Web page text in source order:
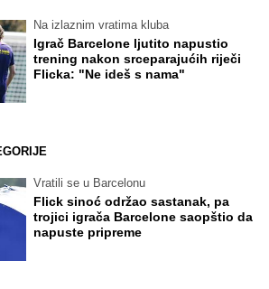
Na izlaznim vratima kluba
Igrač Barcelone ljutito napustio
trening nakon srceparajućih riječi
Flicka: "Ne ideš s nama"
Vratili se u Barcelonu
Flick sinoć održao sastanak, pa
trojici igrača Barcelone saopštio da
napuste pripreme